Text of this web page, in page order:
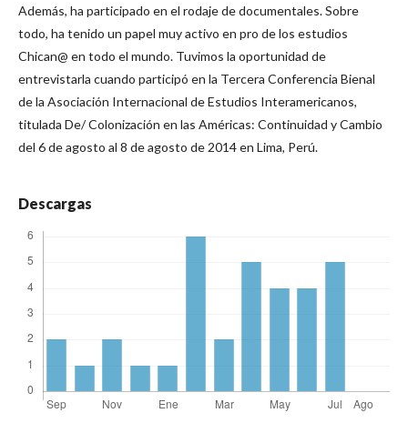
Además, ha participado en el rodaje de documentales. Sobre
todo, ha tenido un papel muy activo en pro de los estudios
Chican@ en todo el mundo. Tuvimos la oportunidad de
entrevistarla cuando participó en la Tercera Conferencia Bienal
de la Asociación Internacional de Estudios Interamericanos,
titulada De/ Colonización en las Américas: Continuidad y Cambio
del 6 de agosto al 8 de agosto de 2014 en Lima, Perú.
Descargas